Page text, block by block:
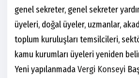
genel sekreter, genel sekreter
üyeleri, doğal üyeler, uzmanlar,
toplum kuruluşları temsilcileri,
kamu kurumları üyeleri yeniden
Yeni yapılanmadaVergi Konseyi